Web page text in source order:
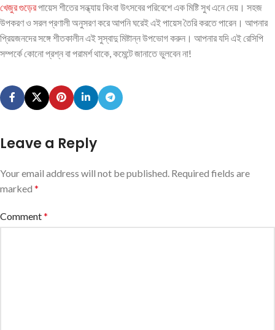
খেজুর গুড়েরপায়েস শীতের সন্ধ্যায় কিংবা উৎসবের পরিবেশে এক মিষ্টি সুখ এনে দেয়। সহজ
উপকরণ ও সরল প্রণালী অনুসরণ করে আপনি ঘরেই এই পায়েস তৈরি করতে পারেন। আপনার
প্রিয়জনদের সঙ্গে শীতকালীন এই সুস্বাদু মিষ্টান্ন উপভোগ করুন। আপনার যদি এই রেসিপি
সম্পর্কে কোনো প্রশ্ন বা পরামর্শ থাকে, কমেন্টে জানাতে ভুলবেন না!
Leave a Reply
Your email address will not be published. Required fields are
marked *
Comment*